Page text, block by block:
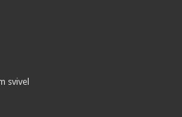
svivel